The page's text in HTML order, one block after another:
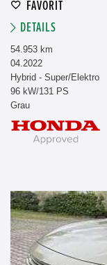
FAVORIT
DETAILS
54.953 km
04.2022
Hybrid - Super/Elektro
96 kW/131 PS
Grau